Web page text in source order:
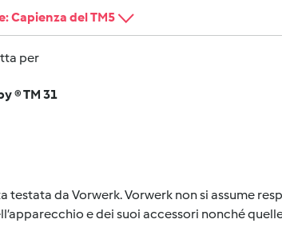
Capienza del TM5
per
® TM 31
da Vorwerk. Vorwerk non si assume
e dei suoi accessori nonché